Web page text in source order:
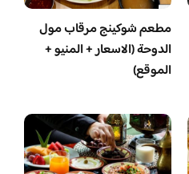
مطعم شوكينج مرقاب مول
الدوحة (الاسعار + المنيو +
الموقع)